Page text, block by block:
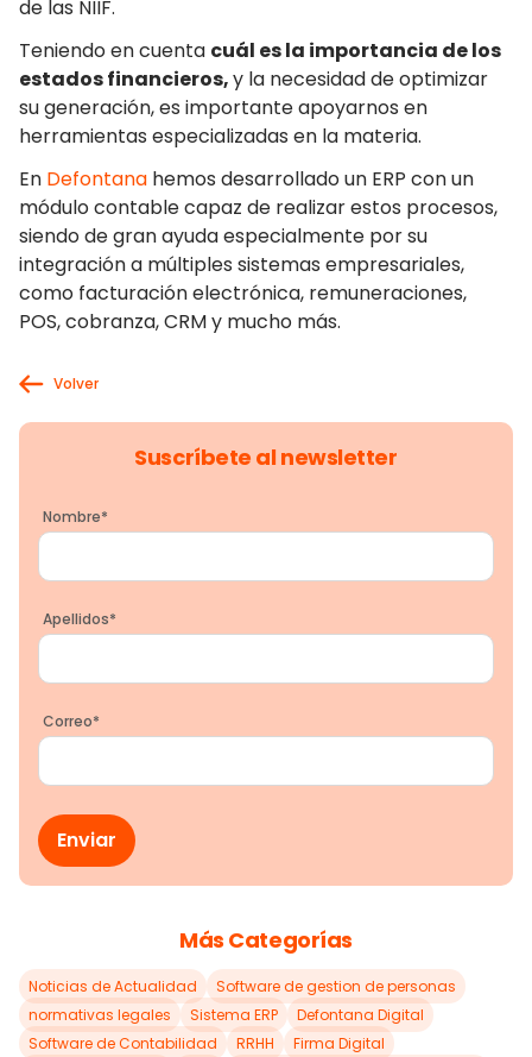
de las NIIF.
Teniendo en cuenta cuál es la importancia de los
estados financieros,y la necesidad de optimizar
su generación, es importante apoyarnos en
herramientas especializadas en la materia.
En Defontana hemos desarrollado un ERP con un
módulo contable capaz de realizar estos procesos,
siendo de gran ayuda especialmente por su
integración a múltiples sistemas empresariales,
como facturación electrónica, remuneraciones,
POS, cobranza, CRM y mucho más.
Volver
Suscríbete al newsletter
Nombre*
Apellidos*
Correo*
Más Categorías
Noticias de Actualidad
Software de gestion de personas
normativas legales
Sistema ERP
Defontana Digital
Software de Contabilidad
RRHH
Firma Digital